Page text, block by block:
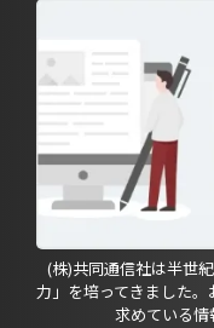
(株)共同通信社は半世
力」を培ってきました
求めている情